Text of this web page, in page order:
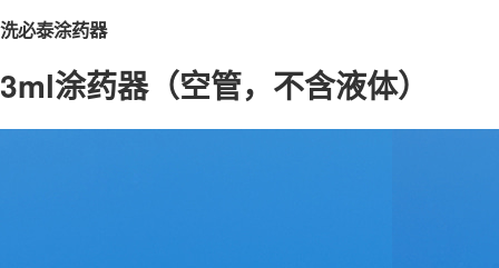
洗必泰涂药器
3ml涂药器（空管，不含液体）